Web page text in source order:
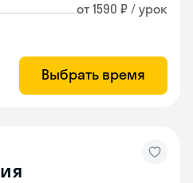
от 1590 ₽ / урок
Выбрать время